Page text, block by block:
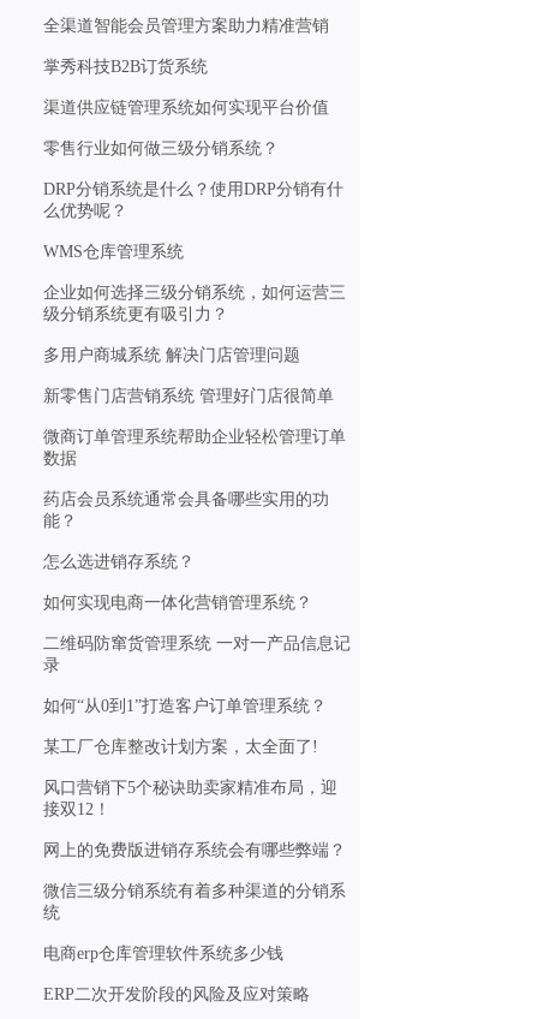
全渠道智能会员管理方案助力精准营销
掌秀科技B2B订货系统
渠道供应链管理系统如何实现平台价值
零售行业如何做三级分销系统？
DRP分销系统是什么？使用DRP分销有什
么优势呢？
WMS仓库管理系统
企业如何选择三级分销系统，如何运营三
级分销系统更有吸引力？
多用户商城系统 解决门店管理问题
新零售门店营销系统 管理好门店很简单
微商订单管理系统帮助企业轻松管理订单
数据
药店会员系统通常会具备哪些实用的功
能？
怎么选进销存系统？
如何实现电商一体化营销管理系统？
二维码防窜货管理系统 一对一产品信息记
录
如何“从0到1”打造客户订单管理系统？
某工厂仓库整改计划方案，太全面了!
风口营销下5个秘诀助卖家精准布局，迎
接双12！
网上的免费版进销存系统会有哪些弊端？
微信三级分销系统有着多种渠道的分销系
统
电商erp仓库管理软件系统多少钱
ERP二次开发阶段的风险及应对策略